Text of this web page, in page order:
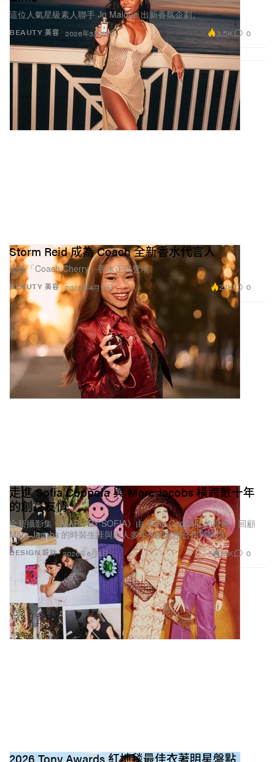
BEAUTY 美容
這位人氣星級素人聯手 Jo Malone 出新香氛企劃。
2026年3月20日 3.5K 0
BEAUTY 美容
Storm Reid 成為 Coach 全新香水代言人
全新「Coach Cherry」香水正式登場。
2026年4月18日 2.1K 0
DESIGN 設計
走進 Sofia Coppola 與 Marc Jacobs 橫跨數十年
的創意友情
全新攝影集《MARC BY SOFIA》由 Sofia Coppola 的視角，回顧
Marc Jacobs 的時裝生涯與兩人多年來的緊密合作與情誼。
2026年6月8日 1.1K 0
2026 Tony Awards 紅地毯最佳衣著明星盤點